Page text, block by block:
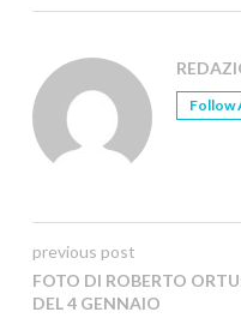
Follow
previous post
FOTO DI ROBERTO
DEL 4 GENNAIO